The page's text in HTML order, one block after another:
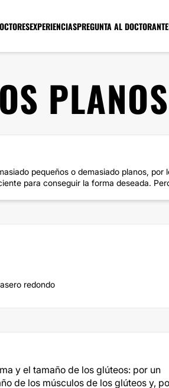
EXPERIENCIASPREGUNTA AL DOCTOR
PLANOS
pequeños o demasiado planos, por
para conseguir la forma deseada.
redondo
y el tamaño de los glúteos: por un
de los músculos de los glúteos y,